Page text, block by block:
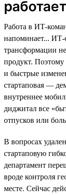
Работа в ИТ-
напоминает... ИТ-
трансформации
продукт. Поэтому
и быстрые
стартаповая —
внутреннее
диджитал все
отпусков или
В вопросах
стартаповую
департамент
вроде контроля
месте. Сейчас